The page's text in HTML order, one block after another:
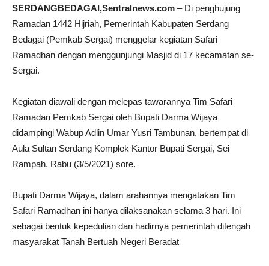
SERDANGBEDAGAI,Sentralnews.com – Di penghujung
Ramadan 1442 Hijriah, Pemerintah Kabupaten Serdang
Bedagai (Pemkab Sergai) menggelar kegiatan Safari
Ramadhan dengan menggunjungi Masjid di 17 kecamatan se-
Sergai.
Kegiatan diawali dengan melepas tawarannya Tim Safari
Ramadan Pemkab Sergai oleh Bupati Darma Wijaya
didampingi Wabup Adlin Umar Yusri Tambunan, bertempat di
Aula Sultan Serdang Komplek Kantor Bupati Sergai, Sei
Rampah, Rabu (3/5/2021) sore.
Bupati Darma Wijaya, dalam arahannya mengatakan Tim
Safari Ramadhan ini hanya dilaksanakan selama 3 hari. Ini
sebagai bentuk kepedulian dan hadirnya pemerintah ditengah
masyarakat Tanah Bertuah Negeri Beradat